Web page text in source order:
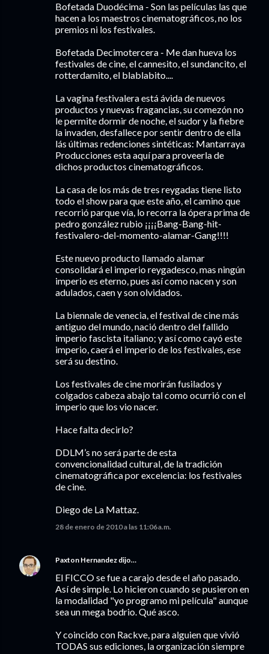
Bofetada Duodécima - Son las películas las que
hacen a los maestros cinematográficos, no los
premios ni los festivales.
Bofetada Decimotercera - Me dan hueva los
festivales de cine, el cannesito, el sundancito, el
rotterdamito, el blablabito....
La vagina festivalera está ávida de nuevos
productos y nuevas fragancias, su comezón no
le permite dormir de noche, el sudor y la fiebre
la invaden, desfallece por sentir dentro de ella
lás últimas redenciones sintéticas: Mantarraya
Producciones esta aquí para proveerla de
dichos productos cinematográficos.
La casa de los más de tres reygadas tiene listo
todo el show para que este año, el camino que
recorrió parque vía, lo recorra la ópera prima de
pedro gonzález rubio ¡¡¡¡Bang-Bang-hit-
festivalero-del-momento-alamar-Gang!!!!
Este nuevo producto llamado alamar
consolidará el imperio reygadesco, mas ningún
imperio es eterno, pues así como nacen y son
adulados, caen y son olvidados.
La biennale de venecia, el festival de cine más
antiguo del mundo, nació dentro del fallido
imperio fascista italiano; y así como cayó este
imperio, caerá el imperio de los festivales, ese
será su destino.
Los festivales de cine morirán fusilados y
colgados cabeza abajo tal como ocurrió con el
imperio que los vio nacer.
Hace falta decirlo?
DDLM’s no será parte de esta
convencionalidad cultural, de la tradición
cinematográfica por excelencia: los festivales
de cine.
Diego de La Mattaz.
28 de enero de 2010 a las 11:06 a.m.
Paxton Hernandez dijo…
El FICCO se fue a carajo desde el año pasado.
Así de simple. Lo hicieron cuando se pusieron en
la modalidad "yo programo mi película" aunque
sea un mega bodrio. Qué asco.
Y coincido con Rackve, para alguien que vivió
TODAS sus ediciones, la organización siempre